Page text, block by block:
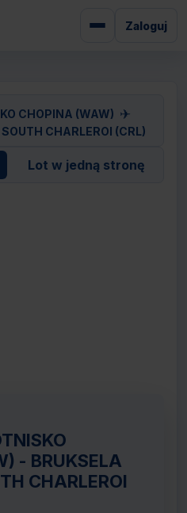
Zaloguj
CHOPINA (WAW) ✈
CHARLEROI (CRL)
Lot w jedną stronę
- BRUKSELA
CHARLEROI